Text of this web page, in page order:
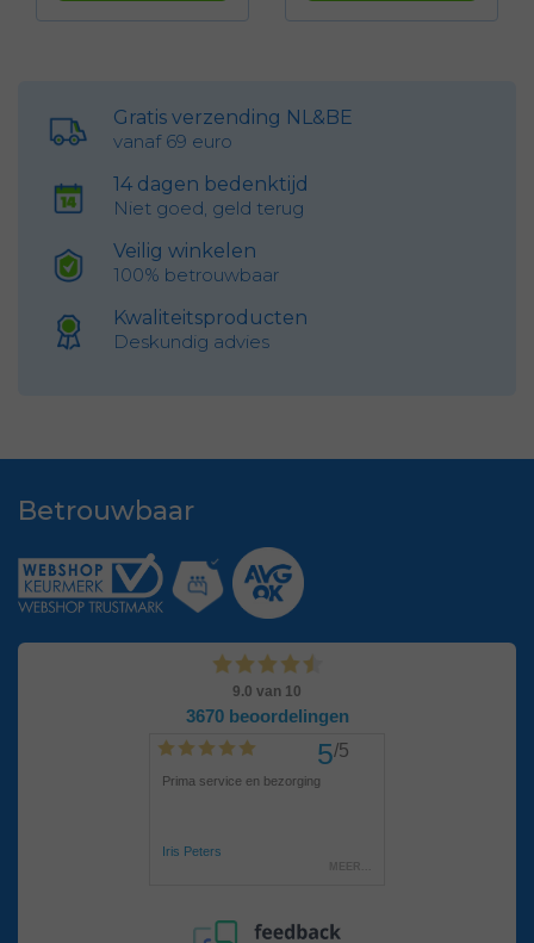
Gratis verzending NL&BE
vanaf 69 euro
14 dagen bedenktijd
Niet goed, geld terug
Veilig winkelen
100% betrouwbaar
Kwaliteitsproducten
Deskundig advies
Betrouwbaar